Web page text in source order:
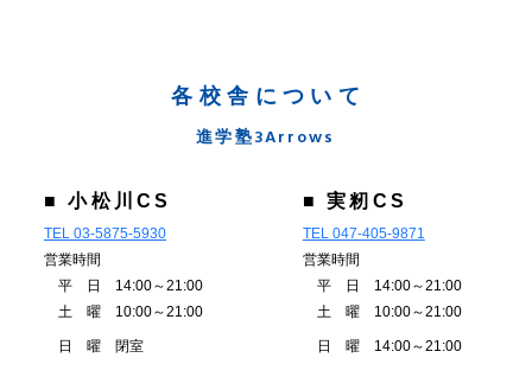
各校舎について
進学塾3Arrows
■ 小松川CS
TEL 03-5875-5930
営業時間
平 日 14:00～21:00
土 曜 10:00～21:00
日 曜 閉室
■ 実籾CS
TEL 047-405-9871
営業時間
平 日 14:00～21:00
土 曜 10:00～21:00
日 曜 14:00～21:00